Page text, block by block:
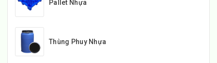
Pallet Nhựa
Thùng Phuy Nhựa